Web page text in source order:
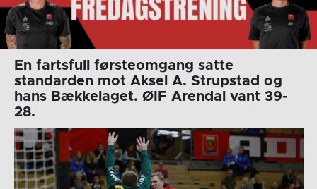
En fartsfull førsteomgang satte
standarden mot Aksel A. Strupstad og
hans Bækkelaget. ØIF Arendal vant 39-
28.